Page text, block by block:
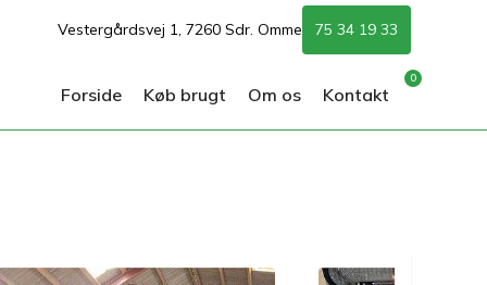
Vestergårdsvej 1, 7260 Sdr. Omme 75 34 19 33
Forside Køb brugt Om os Kontakt
0